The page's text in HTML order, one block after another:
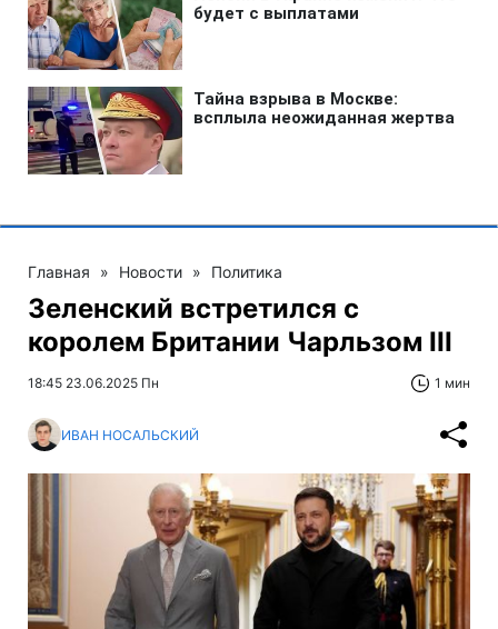
Главная » Новости » Политика
Зеленский встретился с
королем Британии Чарльзом III
18:45 23.06.2025 Пн 1 мин
ИВАН НОСАЛЬСКИЙ